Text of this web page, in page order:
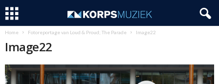
Home Fotoreportage van Loud & Proud; The Parade Image22
Image22